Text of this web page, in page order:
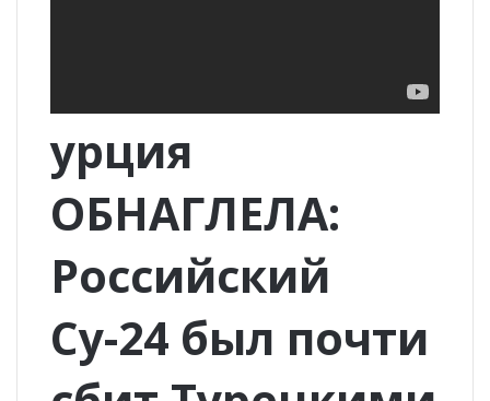
урция
ОБНАГЛЕЛА:
Российский
Су-24 был почти